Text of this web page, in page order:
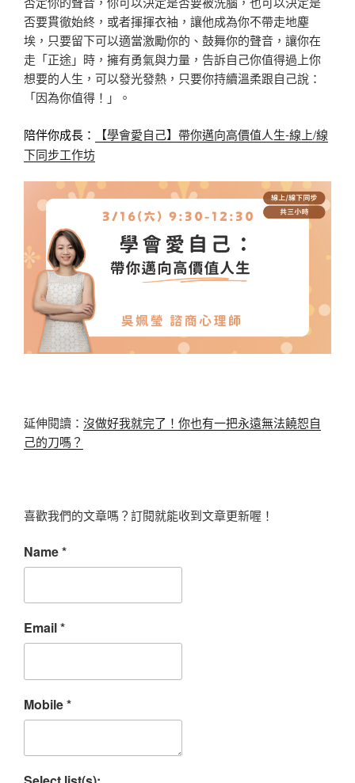
否要貫徹始終，或者揮揮衣袖，讓他成為你不帶走地塵
埃，只要留下可以適當激勵你的、鼓舞你的聲音，讓你在
走「正途」時，擁有勇氣與力量，告訴自己你值得過上你
想要的人生，可以發光發熱，只要你持續溫柔跟自己說：
「因為你值得！」。
陪伴你成長：
【學會愛自己】帶你邁向高價值人生-線上/線
下同步工作坊
延伸閱讀： 沒做好我就完了！你也有一把永遠無法饒恕自
己的刀嗎？
喜歡我們的文章嗎？訂閱就能收到文章更新喔！
Name*
Email*
Mobile*